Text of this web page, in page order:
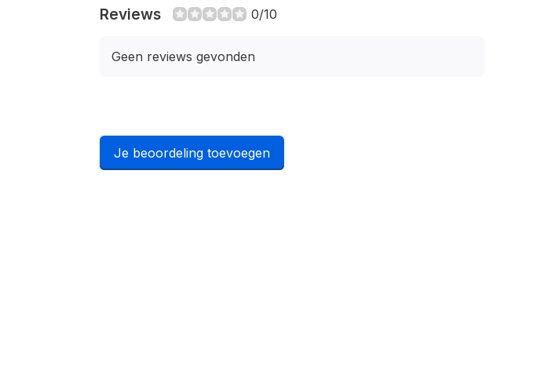
Reviews 0/10
Geen reviews gevonden
Je beoordeling toevoegen